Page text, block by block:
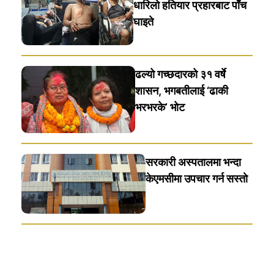
धारिलाे हतियार प्रहारबाट पाँच
घाइते
ढल्यो गच्छदारको ३१ वर्षे
शासन, भगबतीलाई ‘ढाकी
भरभरके’ भाेट
सरकारी अस्पतालमा भन्दा
केएमसीमा उपचार गर्न सस्ताे